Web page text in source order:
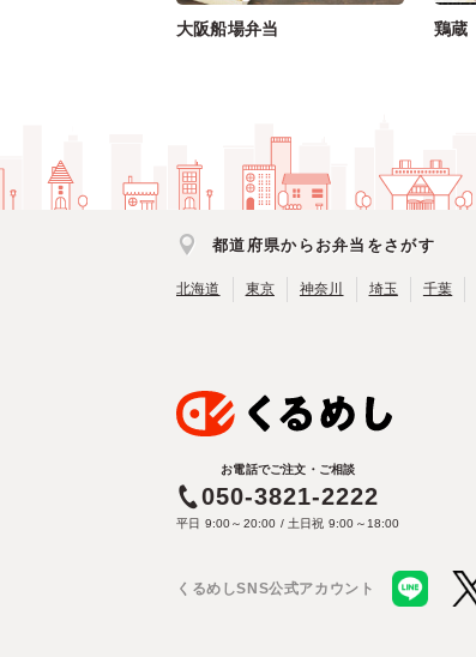
大阪船場弁当 鶏蔵
都道府県からお弁当をさがす
北海道 東京 神奈川 埼玉 千葉
お電話でご注文・ご相談
050-3821-2222
平日 9:00～20:00 / 土日祝 9:00～18:00
くるめしSNS公式アカウント